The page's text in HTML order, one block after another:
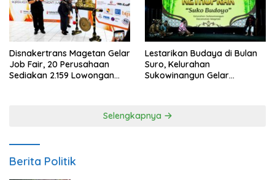
Disnakertrans Magetan Gelar
Job Fair, 20 Perusahaan
Sediakan 2.159 Lowongan
Lestarikan Budaya di Bulan
Suro, Kelurahan
Sukowinangun Gelar
Selengkapnya
Berita Politik